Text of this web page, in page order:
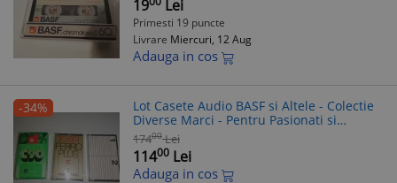
19 Lei
Primesti 19 puncte
Livrare Miercuri, 12 Aug
Adauga in cos
-34%
Lot Casete Audio BASF si Altele - Colectie
Diverse Marci - Pentru Pasionati si
Colectie
17400 Lei
11400 Lei
Adauga in cos